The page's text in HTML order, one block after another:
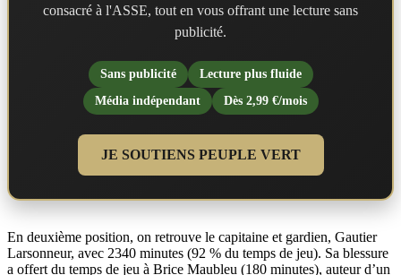
consacré à l'ASSE, tout en vous offrant une lecture sans
publicité.
Sans publicité
Lecture plus fluide
Média indépendant
Dès 2,99 €/mois
JE SOUTIENS PEUPLE VERT
En deuxième position, on retrouve le capitaine et gardien, Gautier
Larsonneur, avec 2340 minutes (92 % du temps de jeu). Sa blessure
a offert du temps de jeu à Brice Maubleu (180 minutes), auteur d’un